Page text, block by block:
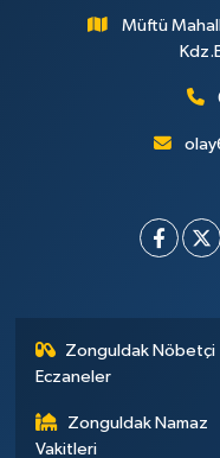
Müftü
Zonguldak Nöbetçi
Eczaneler
Zonguldak Namaz
Vakitleri